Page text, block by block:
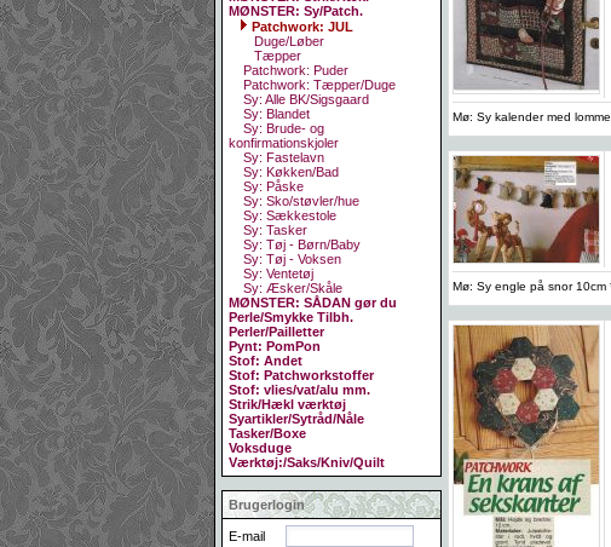
MØNSTER: Sy/Patch.
Patchwork: JUL
Duge/Løber
Tæpper
Patchwork: Puder
Patchwork: Tæpper/Duge
Sy: Alle BK/Sigsgaard
Sy: Blandet
Sy: Brude- og
konfirmationskjoler
Sy: Fastelavn
Sy: Køkken/Bad
Sy: Påske
Sy: Sko/støvler/hue
Sy: Sækkestole
Sy: Tasker
Sy: Tøj - Børn/Baby
Sy: Tøj - Voksen
Sy: Ventetøj
Sy: Æsker/Skåle
MØNSTER: SÅDAN gør du
Perle/Smykke Tilbh.
Perler/Pailletter
Pynt: PomPon
Stof: Andet
Stof: Patchworkstoffer
Stof: vlies/vat/alu mm.
Strik/Hækl værktøj
Syartikler/Sytråd/Nåle
Tasker/Boxe
Voksduge
Værktøj:/Saks/Kniv/Quilt
Brugerlogin
E-mail
Mø: Sy kalender med
Mø: Sy engle på snor 10cm